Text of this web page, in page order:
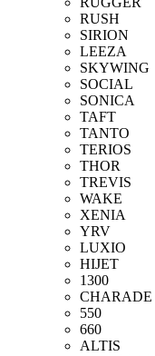
RUSH
SIRION
LEEZA
SKYWING
SOCIAL
SONICA
TAFT
TANTO
TERIOS
THOR
TREVIS
WAKE
XENIA
YRV
LUXIO
HIJET
1300
CHARADE
550
660
ALTIS